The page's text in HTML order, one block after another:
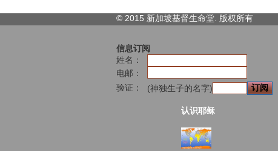
© 2015 新加坡基督生命堂. 版权所有
信息订阅
姓名：
电邮：
验证：
(神独生子的名字)
认识耶稣